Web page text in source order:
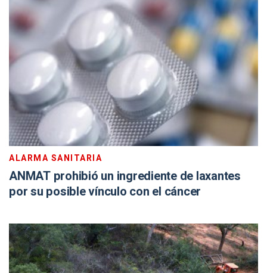
ALARMA SANITARIA
ANMAT prohibió un ingrediente de laxantes
por su posible vínculo con el cáncer